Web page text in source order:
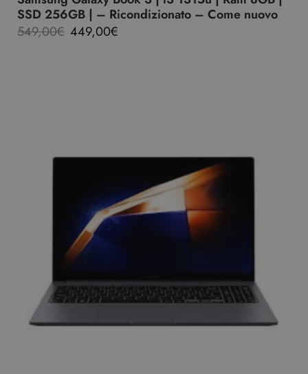
SSD 256GB | – Ricondizionato – Come nuovo
549,00€ 449,00€